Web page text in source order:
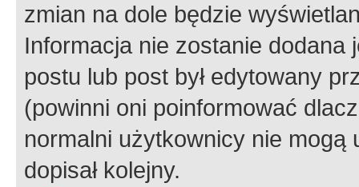
zmian na dole będzie
Informacja nie zostanie dodana
postu lub post był edytowany
(powinni oni poinformować
normalni użytkownicy nie
dopisał kolejny.